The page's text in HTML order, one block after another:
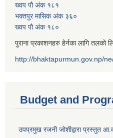
ख्वप पौ अंक १८१
भक्तपुर मासिक अंक ३६०
ख्वप पौ अंक १८०
पुराना प्रकाशनहरु हेर्नका लागि तलको
http://bhaktapurmun.gov.np/
Budget and
उपप्रमुख रजनी जोशीद्वारा प्रस्तुत